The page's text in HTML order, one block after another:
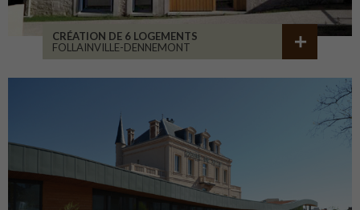
CRÉATION DE 6 LOGEMENTS
FOLLAINVILLE-DENNEMONT